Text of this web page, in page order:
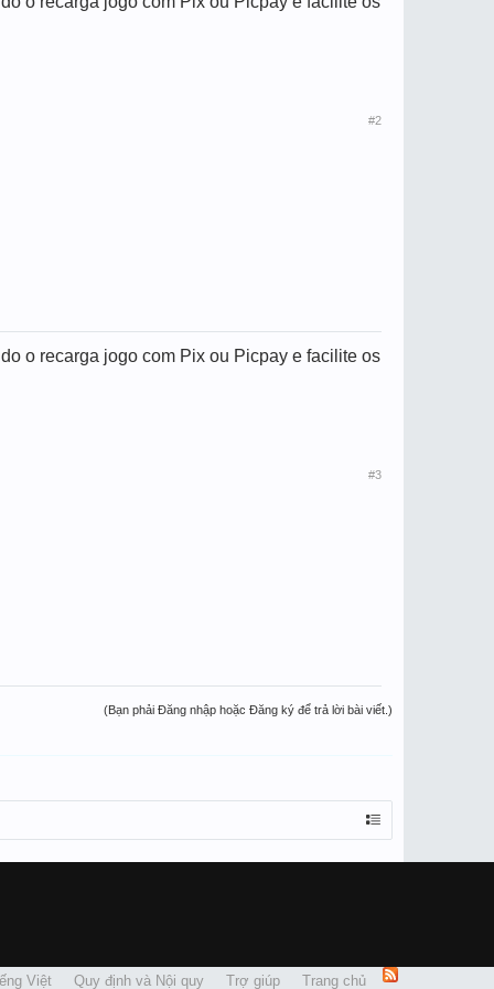
#2
o recarga jogo com Pix ou Picpay e facilite os
#3
(Bạn phải Đăng nhập hoặc Đăng ký để trả lời bài viết.)
Việt Quy định và Nội quy Trợ giúp Trang chủ